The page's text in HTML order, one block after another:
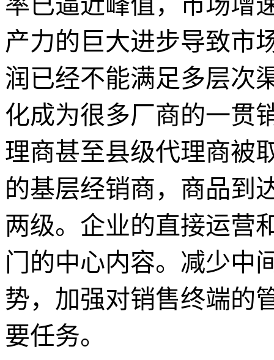
产力的巨大进步导致市
润已经不能满足多层次
化成为很多厂商的一贯
理商甚至县级代理商被
的基层经销商，商品到
两级。企业的直接运营
门的中心内容。减少中
势，加强对销售终端的
要任务。